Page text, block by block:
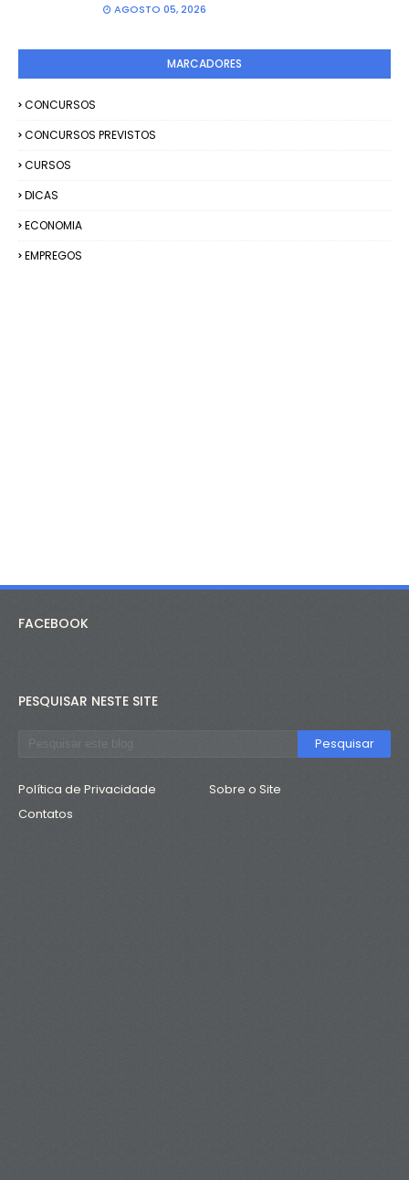
AGOSTO 05, 2026
MARCADORES
CONCURSOS
CONCURSOS PREVISTOS
CURSOS
DICAS
ECONOMIA
EMPREGOS
FACEBOOK
PESQUISAR NESTE SITE
Política de Privacidade
Sobre o Site
Contatos